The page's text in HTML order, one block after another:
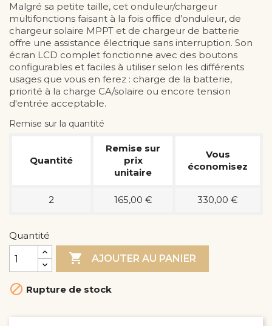
Malgré sa petite taille, cet onduleur/chargeur
multifonctions faisant à la fois office d’onduleur, de
chargeur solaire MPPT et de chargeur de batterie
offre une assistance électrique sans interruption. Son
écran LCD complet fonctionne avec des boutons
configurables et faciles à utiliser selon les différents
usages que vous en ferez : charge de la batterie,
priorité à la charge CA/solaire ou encore tension
d'entrée acceptable.
Remise sur la quantité
Quantité
Remise sur
prix
unitaire
Vous
économisez
2 165,00 € 330,00 €
Quantité
 AJOUTER AU PANIER
 Rupture de stock